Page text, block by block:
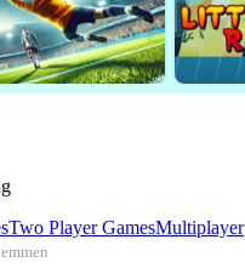
Two Player GamesMultiplayer